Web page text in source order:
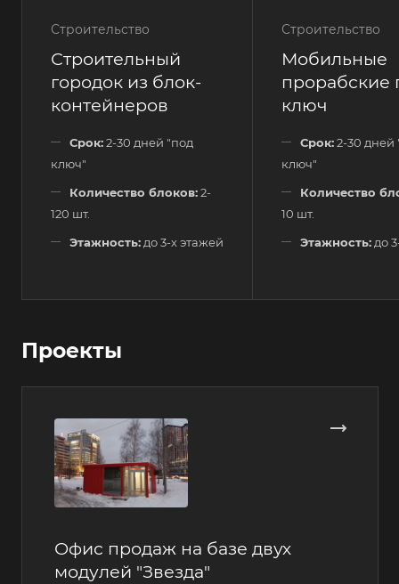
Строительство
Строительный
городок из блок-
контейнеров
Срок:2-30 дней "под
ключ"
Количество блоков:2-
120 шт.
Этажность: до 3-х этажей
Строительство
Мобильные
прорабские
ключ
Срок:2-30 дней
ключ"
Количество
10 шт.
Этажность: до
Проекты
Офис продаж на базе двух
модулей "Звезда"